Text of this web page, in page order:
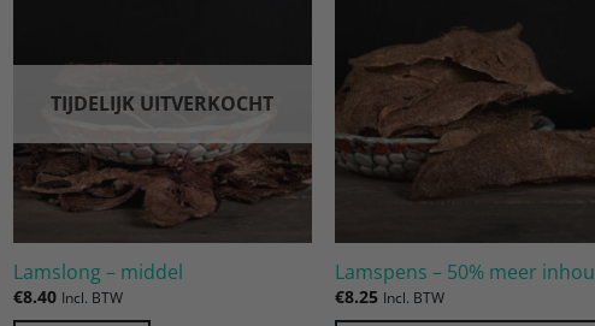
TIJDELIJK UITVERKOCHT
Lamslong – middel
€8.40 Incl. BTW
Lamspens – 50% meer
€8.25 Incl. BTW